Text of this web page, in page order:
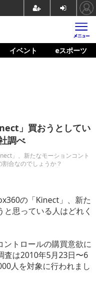
イベント eスポーツ
」買おうとしてい
調べ
」、新たなモーションコント
合なのでしょうか？
の「Kinect」、新た
思っている人はどれく
ントロールの購買意欲に
査は2010年5月23日〜6
人を対象に行われまし